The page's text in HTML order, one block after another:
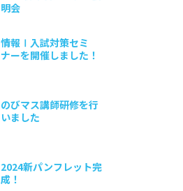
明会
情報Ⅰ入試対策セミ
ナーを開催しました！
のびマス講師研修を行
いました
2024新パンフレット完
成！